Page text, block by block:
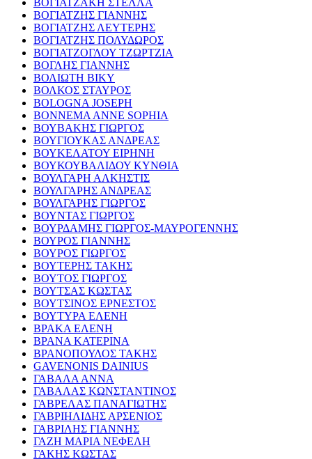
ΒΟΓΙΑΤΖΑΚΗ ΣΤΕΛΛΑ
ΒΟΓΙΑΤΖΗΣ ΓΙΑΝΝΗΣ
ΒΟΓΙΑΤΖΗΣ ΛΕΥΤΕΡΗΣ
ΒΟΓΙΑΤΖΗΣ ΠΟΛΥΔΩΡΟΣ
ΒΟΓΙΑΤΖΟΓΛΟΥ ΤΖΩΡΤΖΙΑ
ΒΟΓΛΗΣ ΓΙΑΝΝΗΣ
ΒΟΛΙΩΤΗ ΒΙΚΥ
ΒΟΛΚΟΣ ΣΤΑΥΡΟΣ
BOLOGNA JOSEPH
BONNEMA ANNE SOPHIA
ΒΟΥΒΑΚΗΣ ΓΙΩΡΓΟΣ
ΒΟΥΓΙΟΥΚΑΣ ΑΝΔΡΕΑΣ
ΒΟΥΚΕΛΑΤΟΥ ΕΙΡΗΝΗ
ΒΟΥΚΟΥΒΑΛΙΔΟΥ ΚΥΝΘΙΑ
ΒΟΥΛΓΑΡΗ ΑΛΚΗΣΤΙΣ
ΒΟΥΛΓΑΡΗΣ ΑΝΔΡΕΑΣ
ΒΟΥΛΓΑΡΗΣ ΓΙΩΡΓΟΣ
ΒΟΥΝΤΑΣ ΓΙΩΡΓΟΣ
ΒΟΥΡΔΑΜΗΣ ΓΙΩΡΓΟΣ-ΜΑΥΡΟΓΕΝΝΗΣ
ΒΟΥΡΟΣ ΓΙΑΝΝΗΣ
ΒΟΥΡΟΣ ΓΙΩΡΓΟΣ
ΒΟΥΤΕΡΗΣ ΤΑΚΗΣ
ΒΟΥΤΟΣ ΓΙΩΡΓΟΣ
ΒΟΥΤΣΑΣ ΚΩΣΤΑΣ
ΒΟΥΤΣΙΝΟΣ ΕΡΝΕΣΤΟΣ
ΒΟΥΤΥΡΑ ΕΛΕΝΗ
ΒΡΑΚΑ ΕΛΕΝΗ
ΒΡΑΝΑ ΚΑΤΕΡΙΝΑ
ΒΡΑΝΟΠΟΥΛΟΣ ΤΑΚΗΣ
GAVENONIS DAINIUS
ΓΑΒΑΛΑ ΑΝΝΑ
ΓΑΒΑΛΑΣ ΚΩΝΣΤΑΝΤΙΝΟΣ
ΓΑΒΡΕΛΑΣ ΠΑΝΑΓΙΩΤΗΣ
ΓΑΒΡΙΗΛΙΔΗΣ ΑΡΣΕΝΙΟΣ
ΓΑΒΡΙΛΗΣ ΓΙΑΝΝΗΣ
ΓΑΖΗ ΜΑΡΙΑ ΝΕΦΕΛΗ
ΓΑΚΗΣ ΚΩΣΤΑΣ